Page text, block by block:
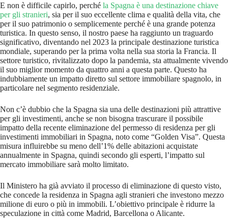
E non è difficile capirlo, perché la Spagna è una destinazione chiave
per gli stranieri, sia per il suo eccellente clima e qualità della vita, che
per il suo patrimonio o semplicemente perché è una grande potenza
turistica. In questo senso, il nostro paese ha raggiunto un traguardo
significativo, diventando nel 2023 la principale destinazione turistica
mondiale, superando per la prima volta nella sua storia la Francia. Il
settore turistico, rivitalizzato dopo la pandemia, sta attualmente vivendo
il suo miglior momento da quattro anni a questa parte. Questo ha
indubbiamente un impatto diretto sul settore immobiliare spagnolo, in
particolare nel segmento residenziale.
Non c’è dubbio che la Spagna sia una delle destinazioni più attrattive
per gli investimenti, anche se non bisogna trascurare il possibile
impatto della recente eliminazione del permesso di residenza per gli
investimenti immobiliari in Spagna, noto come “Golden Visa”. Questa
misura influirebbe su meno dell’1% delle abitazioni acquistate
annualmente in Spagna, quindi secondo gli esperti, l’impatto sul
mercato immobiliare sarà molto limitato.
Il Ministero ha già avviato il processo di eliminazione di questo visto,
che concede la residenza in Spagna agli stranieri che investono mezzo
milione di euro o più in immobili. L’obiettivo principale è ridurre la
speculazione in città come Madrid, Barcellona o Alicante.